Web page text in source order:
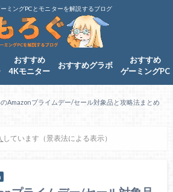
ミングPCとモニターを解説するブログ
おすすめ
4Kモニター
おすすめグラボ
おすすめ
ゲーミングPC
Amazonプライムデー/セール対象品と攻略法まとめ
しています（景表法による表示）